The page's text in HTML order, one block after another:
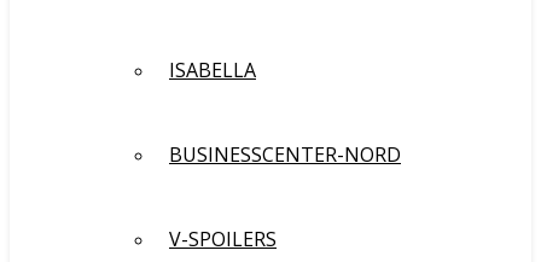
ISABELLA
BUSINESSCENTER-NORD
V-SPOILERS